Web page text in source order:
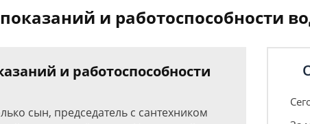
и работоспособности
и работоспособности
сын, председатель с сантехником